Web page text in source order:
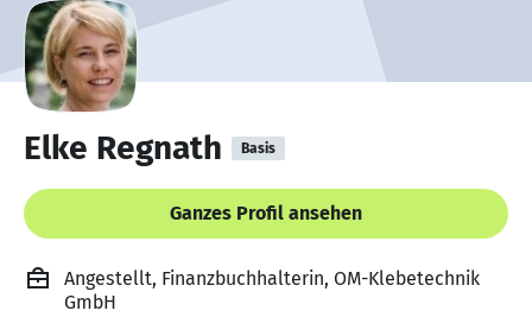
Elke Regnath Basis
Ganzes Profil ansehen
Angestellt, Finanzbuchhalterin, OM-Klebetechnik
GmbH